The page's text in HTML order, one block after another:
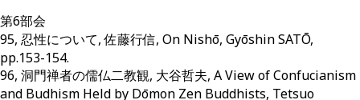
第6部会
95, 忍性について, 佐藤行信, On Nishō, Gyōshin SATŌ,
pp.153-154.
96, 洞門禅者の儒仏二教観, 大谷哲夫, A View of Confucianism
and Budhism Held by Dōmon Zen Buddhists, Tetsuo